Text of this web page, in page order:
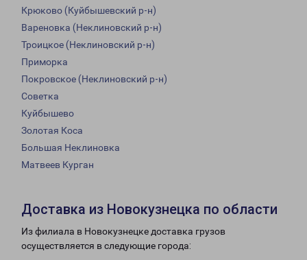
Крюково (Куйбышевский р-н)
Вареновка (Неклиновский р-н)
Троицкое (Неклиновский р-н)
Приморка
Покровское (Неклиновский р-н)
Советка
Куйбышево
Золотая Коса
Большая Неклиновка
Матвеев Курган
Доставка из Новокузнецка по области
Из филиала в Новокузнецке доставка грузов
осуществляется в следующие города: